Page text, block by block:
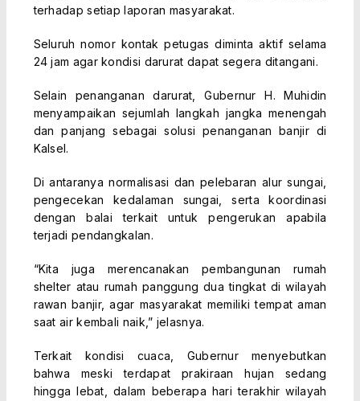
terhadap setiap laporan masyarakat.
Seluruh nomor kontak petugas diminta aktif selama
24 jam agar kondisi darurat dapat segera ditangani.
Selain penanganan darurat, Gubernur H. Muhidin
menyampaikan sejumlah langkah jangka menengah
dan panjang sebagai solusi penanganan banjir di
Kalsel.
Di antaranya normalisasi dan pelebaran alur sungai,
pengecekan kedalaman sungai, serta koordinasi
dengan balai terkait untuk pengerukan apabila
terjadi pendangkalan.
“Kita juga merencanakan pembangunan rumah
shelter atau rumah panggung dua tingkat di wilayah
rawan banjir, agar masyarakat memiliki tempat aman
saat air kembali naik,” jelasnya.
Terkait kondisi cuaca, Gubernur menyebutkan
bahwa meski terdapat prakiraan hujan sedang
hingga lebat, dalam beberapa hari terakhir wilayah